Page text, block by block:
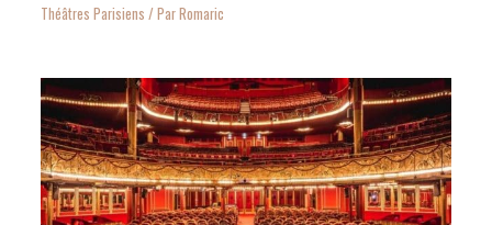
Théâtres Parisiens / ParRomaric